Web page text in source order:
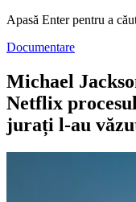
Apasă Enter pentru a
Documentare
Michael
Netflix
jurați l-au